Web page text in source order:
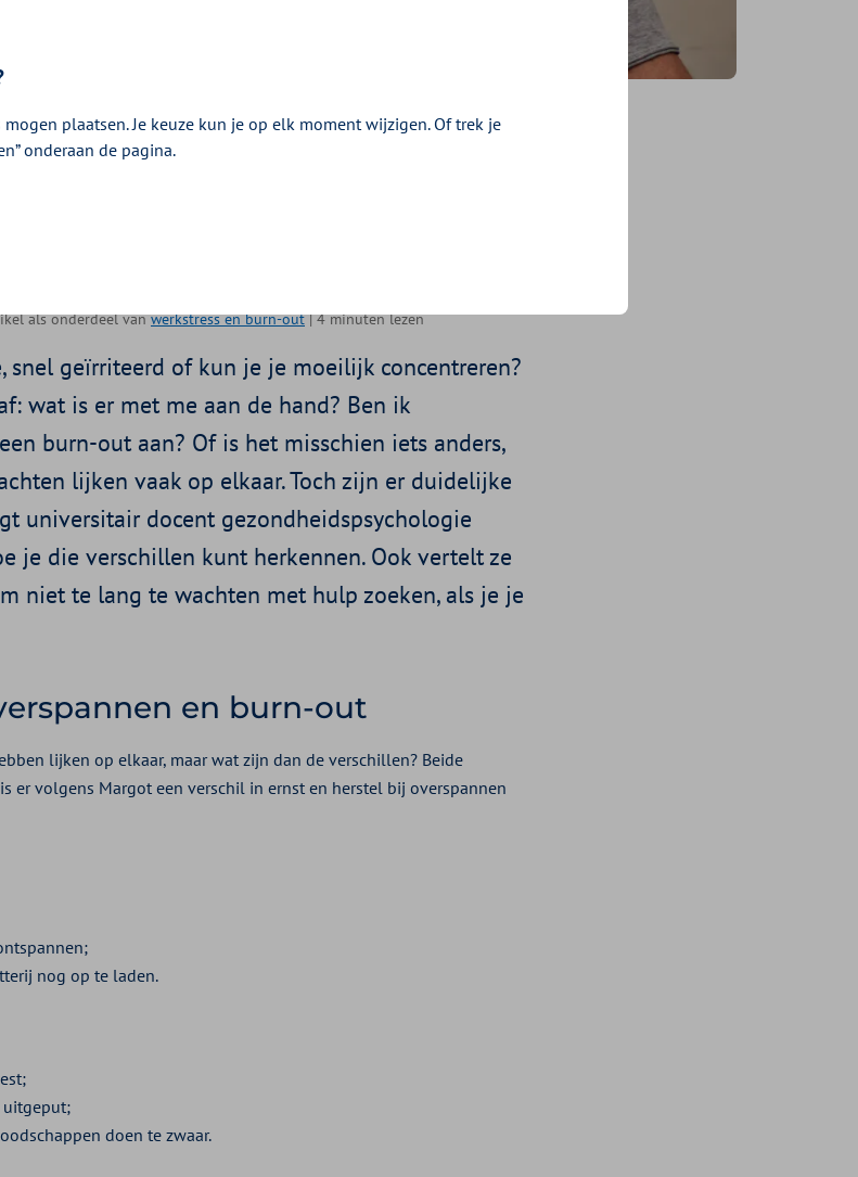
tussen
een burn-out en
als onderdeel vanwerkstress en burn-out| 4 minuten lezen
snel geïrriteerd of kun je je moeilijk concentreren?
wat is er met me aan de hand? Ben ik
burn-out aan? Of is het misschien iets anders,
lijken vaak op elkaar. Toch zijn er duidelijke
universitair docent gezondheidspsychologie
je die verschillen kunt herkennen. Ook vertelt ze
niet te lang te wachten met hulp zoeken, als je je
en burn-out
lijken op elkaar, maar wat zijn dan de verschillen? Beide
er volgens Margot een verschil in ernst en herstel bij overspannen
nog op te laden.
uitgeput;
doen te zwaar.
plaatsen. Je keuze kun je op elk moment wijzigen. Of trek je
onderaan de pagina.